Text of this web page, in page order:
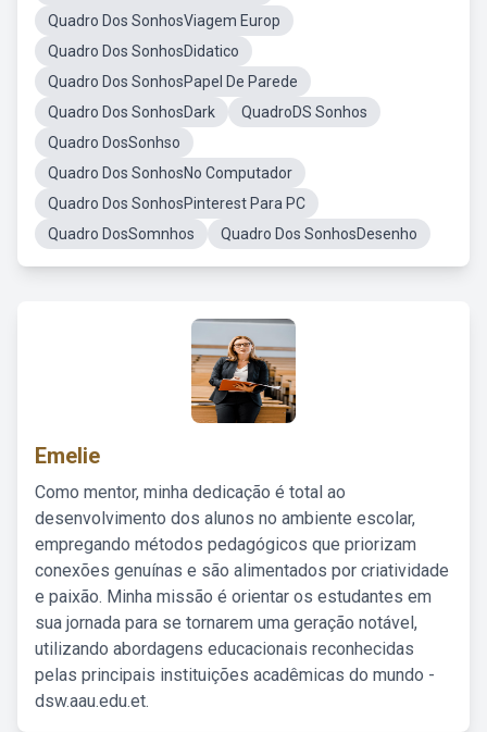
Quadro Dos SonhosViagem Europ
Quadro Dos SonhosDidatico
Quadro Dos SonhosPapel De Parede
Quadro Dos SonhosDark
QuadroDS Sonhos
Quadro DosSonhso
Quadro Dos SonhosNo Computador
Quadro Dos SonhosPinterest Para PC
Quadro DosSomnhos
Quadro Dos SonhosDesenho
Emelie
Como mentor, minha dedicação é total ao
desenvolvimento dos alunos no ambiente escolar,
empregando métodos pedagógicos que priorizam
conexões genuínas e são alimentados por criatividade
e paixão. Minha missão é orientar os estudantes em
sua jornada para se tornarem uma geração notável,
utilizando abordagens educacionais reconhecidas
pelas principais instituições acadêmicas do mundo -
dsw.aau.edu.et.